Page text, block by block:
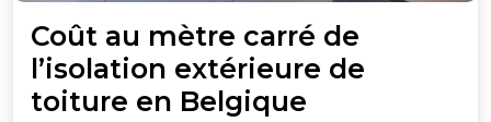
Coût au mètre carré de
l’isolation extérieure de
toiture en Belgique